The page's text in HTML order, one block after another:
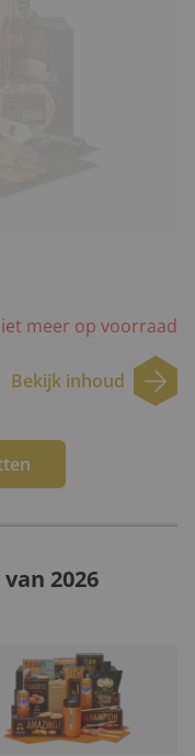
meer op voorraad
Bekijk inhoud
2026